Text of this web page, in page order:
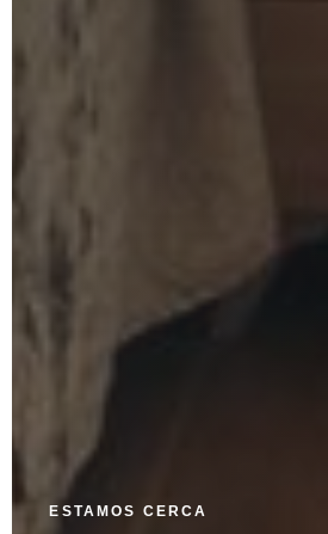
ESTAMOS CERCA